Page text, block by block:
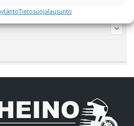
Tietosuojalausunto